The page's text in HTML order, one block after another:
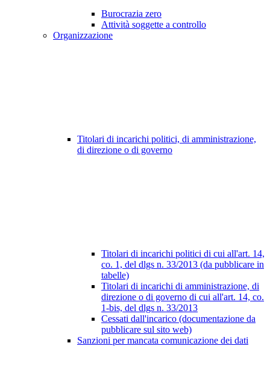
Burocrazia zero
Attività soggette a controllo
Organizzazione
Titolari di incarichi politici, di amministrazione,
di direzione o di governo
Titolari di incarichi politici di cui all'art. 14,
co. 1, del dlgs n. 33/2013 (da pubblicare in
tabelle)
Titolari di incarichi di amministrazione, di
direzione o di governo di cui all'art. 14, co.
1-bis, del dlgs n. 33/2013
Cessati dall'incarico (documentazione da
pubblicare sul sito web)
Sanzioni per mancata comunicazione dei dati